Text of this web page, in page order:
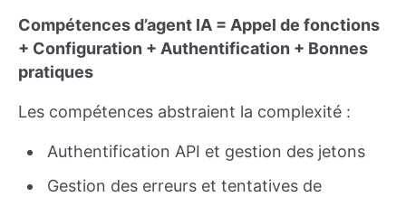
Compétences d’agent IA = Appel de fonctions
+ Configuration + Authentification + Bonnes
pratiques
Les compétences abstraient la complexité :
Authentification API et gestion des jetons
Gestion des erreurs et tentatives de